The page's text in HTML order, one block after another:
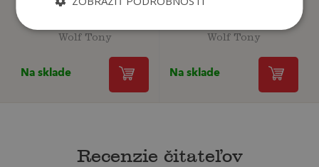
Wolf Tony
Na sklade
Wolf Tony
Na sklade
Recenzie čitateľov